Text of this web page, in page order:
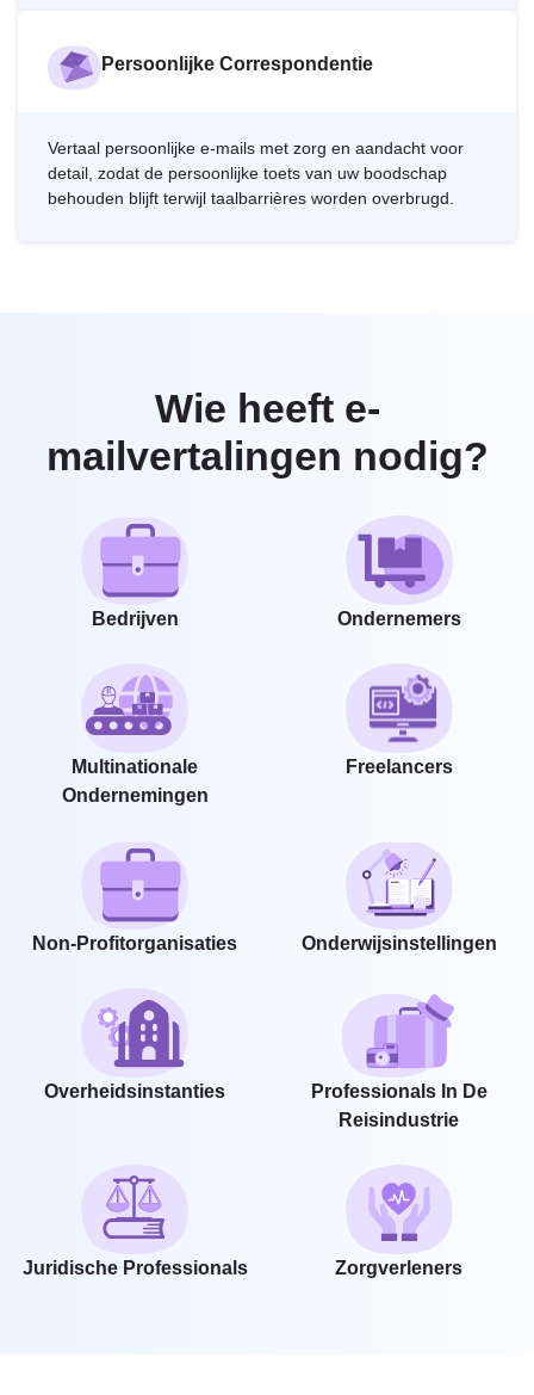
Persoonlijke Correspondentie
Vertaal persoonlijke e-mails met zorg en aandacht voor
detail, zodat de persoonlijke toets van uw boodschap
behouden blijft terwijl taalbarrières worden overbrugd.
Wie heeft e-
mailvertalingen nodig?
Bedrijven Ondernemers
Multinationale
Ondernemingen
Freelancers
Non-Profitorganisaties Onderwijsinstellingen
Overheidsinstanties
Professionals In De
Reisindustrie
Juridische Professionals Zorgverleners